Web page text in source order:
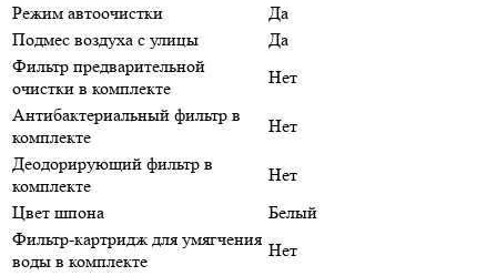
Режим автоочистки
Да
Подмес воздуха с улицы
Да
Фильтр предварительной
очистки в комплекте
Нет
Антибактериальный фильтр в
комплекте
Нет
Деодорирующий фильтр в
комплекте
Нет
Цвет шпона
Белый
Фильтр-картридж для умягчения
воды в комплекте
Нет